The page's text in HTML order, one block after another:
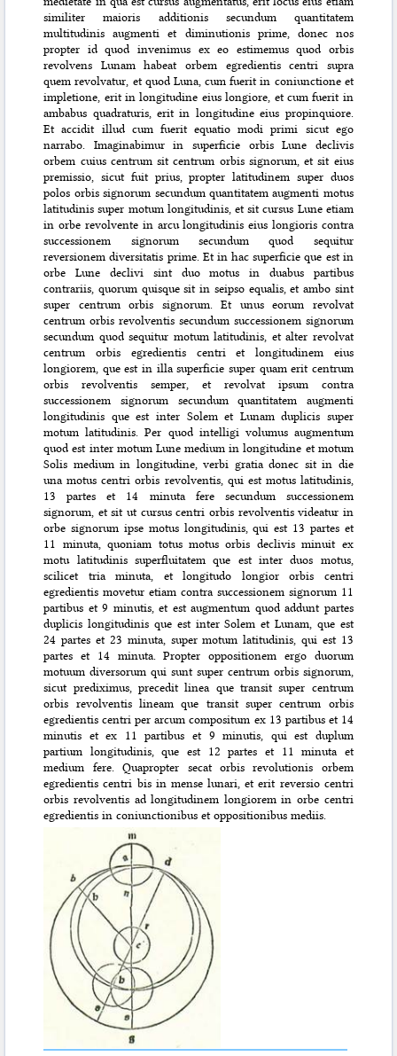
similiter maioris additionis secundum quantitatem
multitudinis augmenti et diminutionis prime, donec nos
propter id quod invenimus ex eo estimemus quod orbis
revolvens Lunam habeat orbem egredientis centri supra
quem revolvatur, et quod Luna, cum fuerit in coniunctione et
impletione, erit in longitudine eius longiore, et cum fuerit in
ambabus quadraturis, erit in longitudine eius propinquiore.
Et accidit illud cum fuerit equatio modi primi sicut ego
narrabo. Imaginabimur in superficie orbis Lune declivis
orbem cuius centrum sit centrum orbis signorum, et sit eius
premissio, sicut fuit prius, propter latitudinem super duos
polos orbis signorum secundum quantitatem augmenti motus
latitudinis super motum longitudinis, et sit cursus Lune etiam
in orbe revolvente in arcu longitudinis eius longioris contra
successionem signorum secundum quod sequitur
reversionem diversitatis prime. Et in hac superficie que est in
orbe Lune declivi sint duo motus in duabus partibus
contrariis, quorum quisque sit in seipso equalis, et ambo sint
super centrum orbis signorum. Et unus eorum revolvat
centrum orbis revolventis secundum successionem signorum
secundum quod sequitur motum latitudinis, et alter revolvat
centrum orbis egredientis centri et longitudinem eius
longiorem, que est in illa superficie super quam erit centrum
orbis revolventis semper, et revolvat ipsum contra
successionem signorum secundum quantitatem augmenti
longitudinis que est inter Solem et Lunam duplicis super
motum latitudinis. Per quod intelligi volumus augmentum
quod est inter motum Lune medium in longitudine et motum
Solis medium in longitudine, verbi gratia donec sit in die
una motus centri orbis revolventis, qui est motus latitudinis,
13 partes et 14 minuta fere secundum successionem
signorum, et sit ut cursus centri orbis revolventis videatur in
orbe signorum ipse motus longitudinis, qui est 13 partes et
11 minuta, quoniam totus motus orbis declivis minuit ex
motu latitudinis superfluitatem que est inter duos motus,
scilicet tria minuta, et longitudo longior orbis centri
egredientis movetur etiam contra successionem signorum 11
partibus et 9 minutis, et est augmentum quod addunt partes
duplicis longitudinis que est inter Solem et Lunam, que est
24 partes et 23 minuta, super motum latitudinis, qui est 13
partes et 14 minuta. Propter oppositionem ergo duorum
motuum diversorum qui sunt super centrum orbis signorum,
sicut prediximus, precedit linea que transit super centrum
orbis revolventis lineam que transit super centrum orbis
egredientis centri per arcum compositum ex 13 partibus et 14
minutis et ex 11 partibus et 9 minutis, qui est duplum
partium longitudinis, que est 12 partes et 11 minuta et
medium fere. Quapropter secat orbis revolutionis orbem
egredientis centri bis in mense lunari, et erit reversio centri
orbis revolventis ad longitudinem longiorem in orbe centri
egredientis in coniunctionibus et oppositionibus mediis.